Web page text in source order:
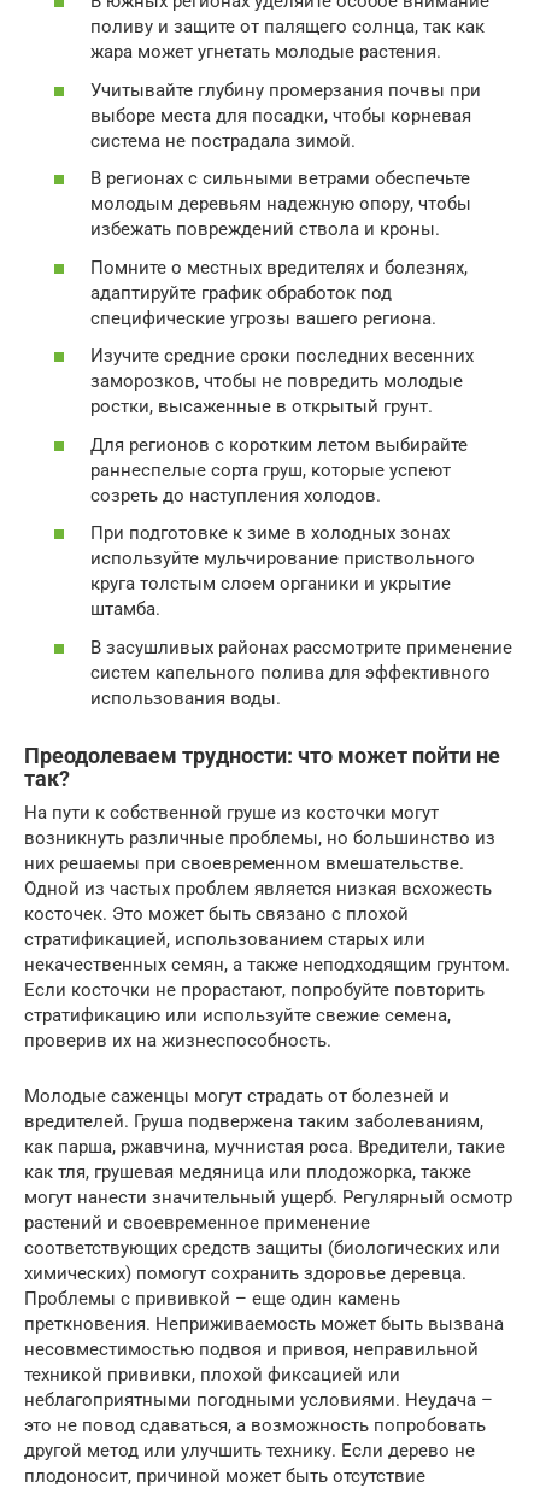
поливу и защите от палящего солнца, так как
жара может угнетать молодые растения.
Учитывайте глубину промерзания почвы при
выборе места для посадки, чтобы корневая
система не пострадала зимой.
В регионах с сильными ветрами обеспечьте
молодым деревьям надежную опору, чтобы
избежать повреждений ствола и кроны.
Помните о местных вредителях и болезнях,
адаптируйте график обработок под
специфические угрозы вашего региона.
Изучите средние сроки последних весенних
заморозков, чтобы не повредить молодые
ростки, высаженные в открытый грунт.
Для регионов с коротким летом выбирайте
раннеспелые сорта груш, которые успеют
созреть до наступления холодов.
При подготовке к зиме в холодных зонах
используйте мульчирование приствольного
круга толстым слоем органики и укрытие
штамба.
В засушливых районах рассмотрите применение
систем капельного полива для эффективного
использования воды.
Преодолеваем трудности: что может пойти не
так?
На пути к собственной груше из косточки могут
возникнуть различные проблемы, но большинство из
них решаемы при своевременном вмешательстве.
Одной из частых проблем является низкая всхожесть
косточек. Это может быть связано с плохой
стратификацией, использованием старых или
некачественных семян, а также неподходящим грунтом.
Если косточки не прорастают, попробуйте повторить
стратификацию или используйте свежие семена,
проверив их на жизнеспособность.
Молодые саженцы могут страдать от болезней и
вредителей. Груша подвержена таким заболеваниям,
как парша, ржавчина, мучнистая роса. Вредители, такие
как тля, грушевая медяница или плодожорка, также
могут нанести значительный ущерб. Регулярный осмотр
растений и своевременное применение
соответствующих средств защиты (биологических или
химических) помогут сохранить здоровье деревца.
Проблемы с прививкой – еще один камень
преткновения. Неприживаемость может быть вызвана
несовместимостью подвоя и привоя, неправильной
техникой прививки, плохой фиксацией или
неблагоприятными погодными условиями. Неудача –
это не повод сдаваться, а возможность попробовать
другой метод или улучшить технику. Если дерево не
плодоносит, причиной может быть отсутствие